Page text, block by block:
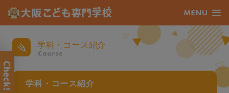
学科・コース紹介
学科・コース紹介